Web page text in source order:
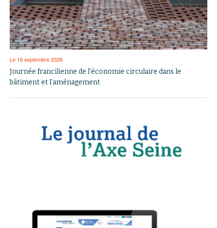
Le 16 septembre 2026
Journée francilienne de l’économie circulaire dans le
bâtiment et l’aménagement